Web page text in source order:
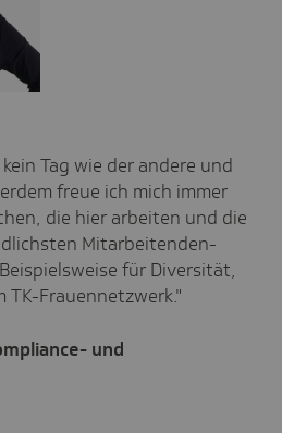
Tag wie der andere und
freue ich mich immer
die hier arbeiten und die
Mitarbeitenden-
für Diversität,
TK-Frauennetzwerk."
und